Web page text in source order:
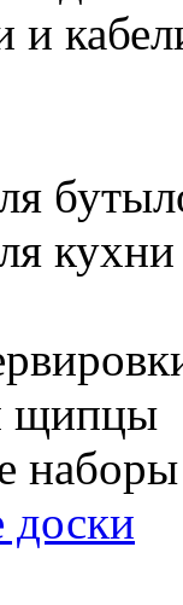
и
кухни
щипцы
наборы
доски